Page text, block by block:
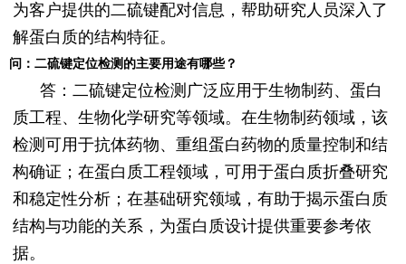
为客户提供的二硫键配对信息，帮助研究人员深入了
解蛋白质的结构特征。
问：二硫键定位检测的主要用途有哪些？
答：二硫键定位检测广泛应用于生物制药、蛋白
质工程、生物化学研究等领域。在生物制药领域，该
检测可用于抗体药物、重组蛋白药物的质量控制和结
构确证；在蛋白质工程领域，可用于蛋白质折叠研究
和稳定性分析；在基础研究领域，有助于揭示蛋白质
结构与功能的关系，为蛋白质设计提供重要参考依
据。